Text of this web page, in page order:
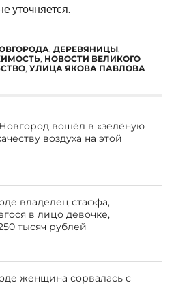
уточняется.
, ДЕРЕВЯНИЦЫ,
, НОВОСТИ ВЕЛИКОГО
, УЛИЦА ЯКОВА ПАВЛОВА
вошёл в «зелёную
воздуха на этой
владелец стаффа,
в лицо девочке,
тысяч рублей
женщина сорвалась с